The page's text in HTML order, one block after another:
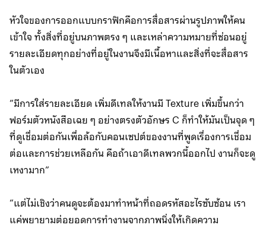
หัวใจของการออกแบบกราฟิกคือการสื่อสารผ่านรูปภาพให้คน
เข้าใจ ทั้งสิ่งที่อยู่บนภาพตรง ๆ และเหล่าความหมายที่ซ่อนอยู่
รายละเอียดทุกอย่างที่อยู่ในงานจึงมีเนื้อหาและสิ่งที่จะสื่อสาร
ในตัวเอง
“มีการใส่รายละเอียด เพิ่มดีเทลให้งานมี Texture เพิ่มขึ้นกว่า
ฟอร์มตัวหนังสือเฉย ๆ อย่างตรงตัวอักษร C ก็ทำให้มันเป็นจุด ๆ
ที่ดูเชื่อมต่อกันเพื่อล้อกับคอนเซปต์ของงานที่พูดเรื่องการเชื่อม
ต่อและการช่วยเหลือกัน คือถ้าเอาดีเทลพวกนี้ออกไป งานก็จะดู
เหงามาก”
“แต่ไม่เชิงว่าคนดูจะต้องมาทำหน้าที่ถอดรหัสอะไรซับซ้อน เรา
แค่พยายามต่อยอดการทำงานจากภาพนิ่งให้เกิดความ